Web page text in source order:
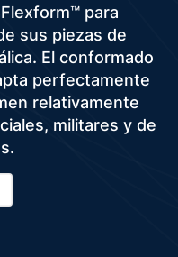
para
sus piezas de
El conformado
perfectamente
relativamente
militares y de